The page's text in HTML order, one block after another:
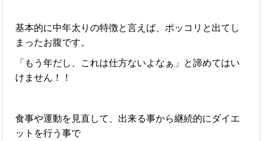
基本的に中年太りの特徴と言えば、ポッコリと出てし
まったお腹です。
「もう年だし、これは仕方ないよなぁ」と諦めてはい
けません！！
食事や運動を見直して、出来る事から継続的にダイエ
ットを行う事で